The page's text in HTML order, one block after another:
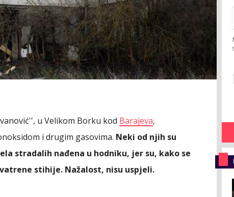
u Velikom Borku kod Barajeva,
i drugim gasovima. Neki od njih su
stradalih nađena u hodniku, jer su, kako se
stihije. Nažalost, nisu uspjeli.